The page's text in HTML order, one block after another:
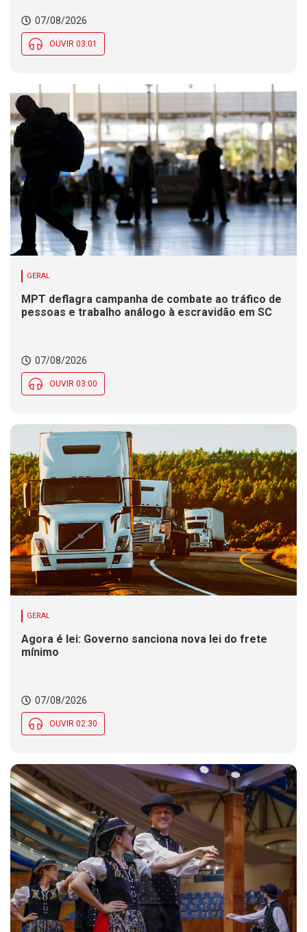
07/08/2026
OUVIR 03:01
GERAL
MPT deflagra campanha de combate ao tráfico de
pessoas e trabalho análogo à escravidão em SC
07/08/2026
OUVIR 03:00
GERAL
Agora é lei: Governo sanciona nova lei do frete
mínimo
07/08/2026
OUVIR 02:30